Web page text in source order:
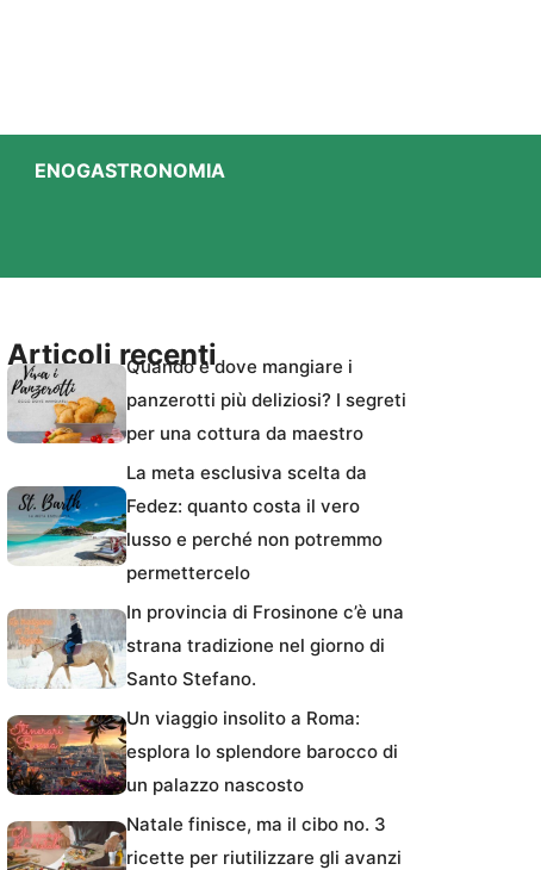
ENOGASTRONOMIA
Articoli recentiQuando e dove mangiare i
panzerotti più deliziosi? I segreti
per una cottura da maestro
La meta esclusiva scelta da
Fedez: quanto costa il vero
lusso e perché non potremmo
permettercelo
In provincia di Frosinone c’è una
strana tradizione nel giorno di
Santo Stefano.
Un viaggio insolito a Roma:
esplora lo splendore barocco di
un palazzo nascosto
Natale finisce, ma il cibo no. 3
ricette per riutilizzare gli avanzi